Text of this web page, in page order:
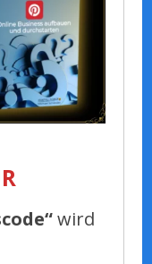
wird